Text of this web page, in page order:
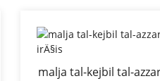
malja tal-kejbil tal-